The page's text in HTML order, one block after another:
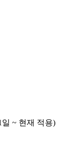
~ 현재 적용)